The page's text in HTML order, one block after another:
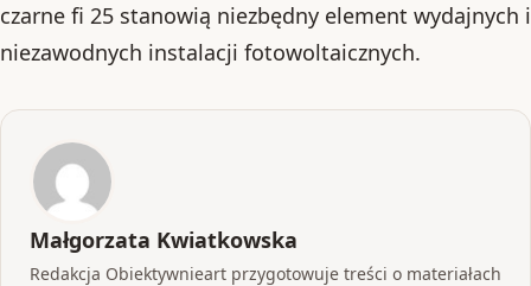
czarne fi 25 stanowią niezbędny element wydajnych i
niezawodnych instalacji fotowoltaicznych.
Małgorzata Kwiatkowska
Redakcja Obiektywnieart przygotowuje treści o materiałach